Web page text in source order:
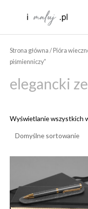
Strona główna /Pióra
piśmienniczy”
elegancki
Wyświetlanie wszystkich